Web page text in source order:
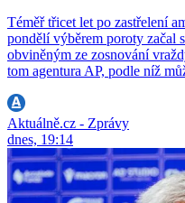
Téměř třicet let po zastřelení
pondělí výběrem poroty začal
obviněným ze zosnování
tom agentura AP, podle níž
Aktuálně.cz - Zprávy
dnes, 19:14